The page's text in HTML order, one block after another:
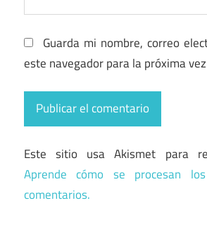
Guarda mi nombre, correo
este navegador para la próxima
Este sitio usa Akismet para
Aprende cómo se procesan
comentarios.